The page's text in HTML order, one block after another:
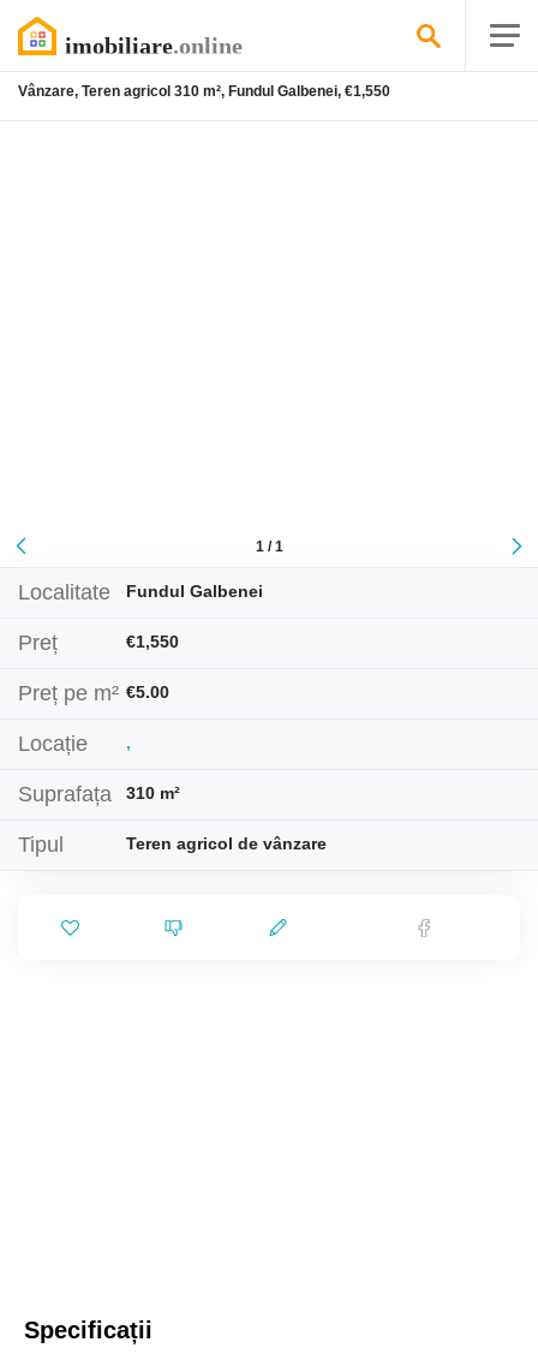
Vânzare, Teren agricol 310 m², Fundul Galbenei, €1,550
1 / 1
Localitate Fundul Galbenei
Preț €1,550
Preț pe m² €5.00
Locație ,
Suprafața 310 m²
Tipul Teren agricol de vânzare
Specificații